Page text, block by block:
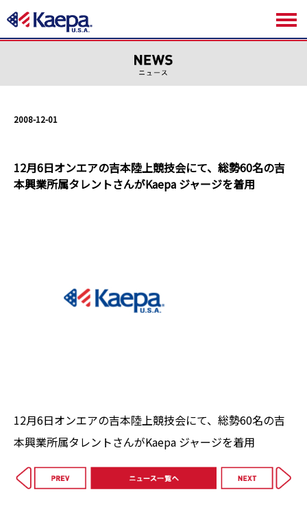
2008-12-01
12月6日オンエアの吉本陸上競技会にて、総勢60名の吉
本興業所属タレントさんがKaepa ジャージを着用
12月6日オンエアの吉本陸上競技会にて、総勢60名の吉
本興業所属タレントさんがKaepa ジャージを着用